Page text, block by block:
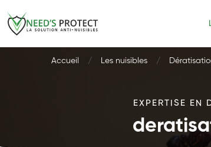
Accueil Les nuisibles
EXPERTISE